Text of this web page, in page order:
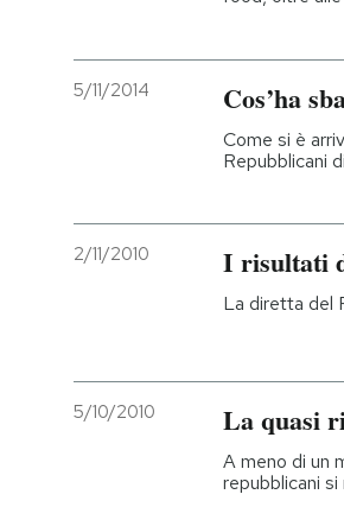
5/11/2014 Cos’ha
Come si è
Repubblicani
2/11/2010 I risultati
La diretta del
5/10/2010 La quasi
A meno di un
repubblicani si